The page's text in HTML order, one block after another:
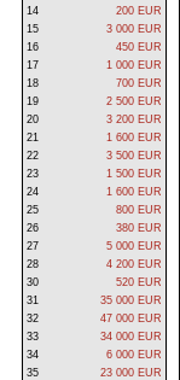
14
200 EUR
15
3 000 EUR
16
450 EUR
17
1 000 EUR
18
700 EUR
19
2 500 EUR
20
3 200 EUR
21
1 600 EUR
22
3 500 EUR
23
1 500 EUR
24
1 600 EUR
25
800 EUR
26
380 EUR
27
5 000 EUR
28
4 200 EUR
30
520 EUR
31
35 000 EUR
32
47 000 EUR
33
34 000 EUR
34
6 000 EUR
35
23 000 EUR